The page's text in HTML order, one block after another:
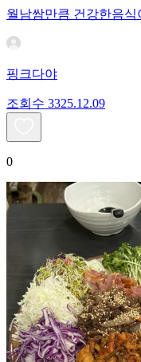
월남쌈만큼 건강한음
핑크다야
조회수 3325.12.09
0